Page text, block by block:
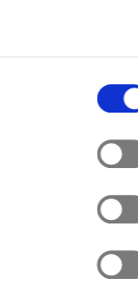
installation
à des